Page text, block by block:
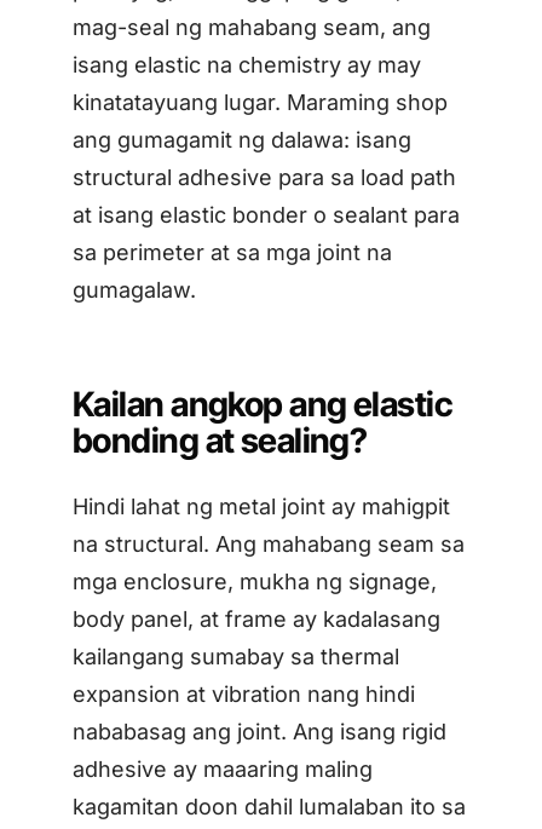
mag-seal ng mahabang seam, ang
isang elastic na chemistry ay may
kinatatayuang lugar. Maraming shop
ang gumagamit ng dalawa: isang
structural adhesive para sa load path
at isang elastic bonder o sealant para
sa perimeter at sa mga joint na
gumagalaw.
Kailan angkop ang elastic
bonding at sealing?
Hindi lahat ng metal joint ay mahigpit
na structural. Ang mahabang seam sa
mga enclosure, mukha ng signage,
body panel, at frame ay kadalasang
kailangang sumabay sa thermal
expansion at vibration nang hindi
nababasag ang joint. Ang isang rigid
adhesive ay maaaring maling
kagamitan doon dahil lumalaban ito sa